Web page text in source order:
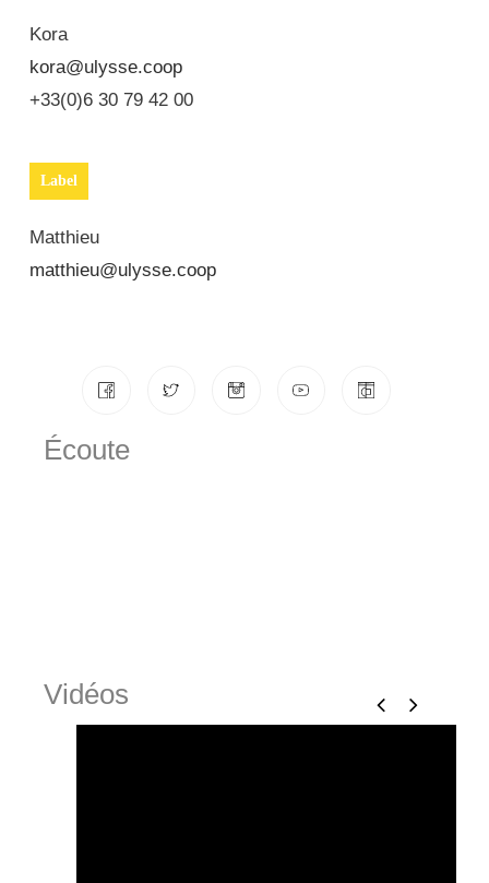
Kora
kora@ulysse.coop
+33(0)6 30 79 42 00
Label
Matthieu
matthieu@ulysse.coop
Écoute
Vidéos